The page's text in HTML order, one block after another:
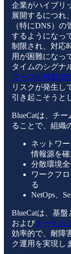
企業がハイブリ
展開するにつれ
（特にDNS）
するようになっ
制限され、対応
用が困難になっ
タイムのシグナ
ワークの可観測
リスクが発生し
引き起こそうと
BlueCatは、チ
ることで、組織
ネットワ
情報源を
分散環境
ワークフ
る
NetOps、
BlueCatは、基
およびオーケス
効率的で、耐障
ク運用を実現し